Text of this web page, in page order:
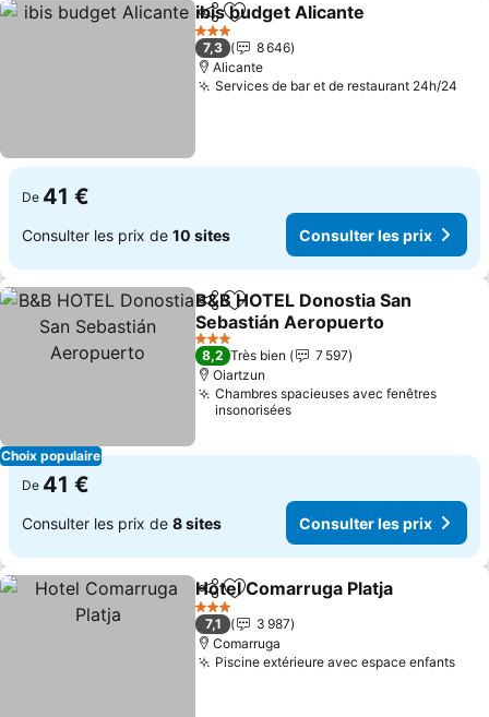
PartagerAjouter à mes favoris
ibis budget Alicante
3 Étoiles
7,3
8 646
Alicante
Services de bar et de restaurant 24h/24
De 41 €
Consulter les prix de 10 sites Consulter les prix
Choix populaire
PartagerAjouter à mes favoris
B&B HOTEL Donostia San
Sebastián Aeropuerto
3 Étoiles
8,2 Très bien
7 597
Oiartzun
Chambres spacieuses avec fenêtres
insonorisées
De 41 €
Consulter les prix de 8 sites Consulter les prix
PartagerAjouter à mes favoris
Hotel Comarruga Platja
3 Étoiles
7,1
3 987
Comarruga
Piscine extérieure avec espace enfants